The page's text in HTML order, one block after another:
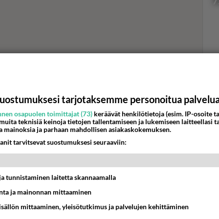
tarjotaksemme personoitua
osapuolen toimittajat (73) keräävät henkilötietoja (esim. IP-osoite
teknisiä keinoja tietojen tallentamiseen ja lukemiseen laitteellasi
ja parhaan mahdollisen asiakaskokemuksen.
tarvitsevat suostumuksesi seuraaviin:
tunnistaminen laitetta skannaamalla
ja mainonnan mittaaminen
mittaaminen, yleisötutkimus ja palvelujen kehittäminen